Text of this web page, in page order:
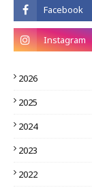
2026
2025
2024
2023
2022